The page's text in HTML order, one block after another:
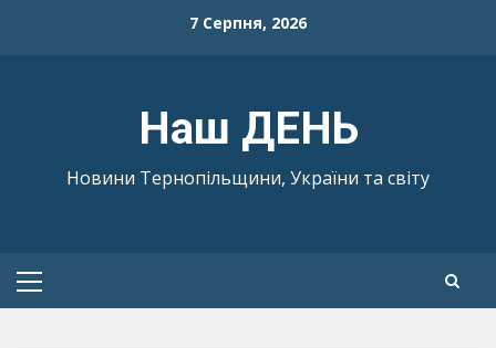
7 Серпня, 2026
Наш ДЕНЬ
Новини Тернопільщини, України та світу
Primary